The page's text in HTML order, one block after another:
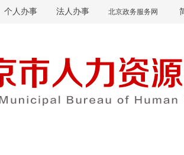
个人办事 法人办事 北京政务服务网